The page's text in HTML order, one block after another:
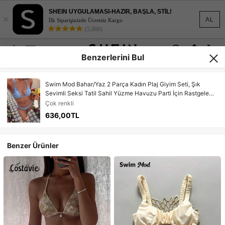
AL
×
SHEIN UYGULAMASI-HAZIR, BAŞLA, STİL!
İlk Siparişinizde Ücretsiz Kargo
(5,000)
Benzerlerini Bul
Swim Mod Bahar/Yaz 2 Parça Kadın Plaj Giyim Seti, Şık
Sevimli Seksi Tatil Sahil Yüzme Havuzu Parti İçin Rastgele
Baskılı Çizgili Köpek Dişi Kabuk Kolye Uçlu Çift Askılı
Boyundan Bağlamalı Sırtı Açık Bağlamalı Üçgen Üst ve Yan
Bağlamalı Bikini Altı Seti
Çok renkli
636,00TL
Benzer Ürünler